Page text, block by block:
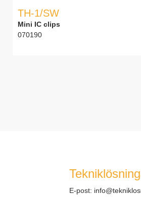
TH-1/SW
Mini IC clips
070190
E-post: